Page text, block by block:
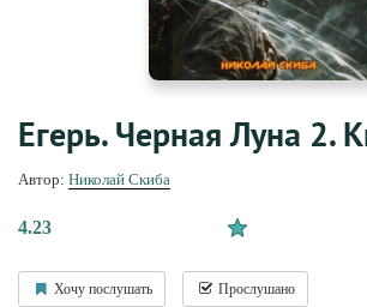
Егерь. Черная Луна 2.
Автор: Николай Скиба
4.23
Хочу послушать Прослушано